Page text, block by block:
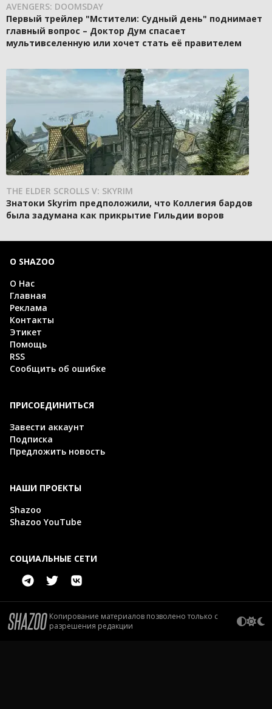
AVENGERS: DOOMSDAY
Первый трейлер "Мстители: Судный день" поднимает
главный вопрос – Доктор Дум спасает
мультивселенную или хочет стать её правителем
THE ELDER SCROLLS V: SKYRIM
Знатоки Skyrim предположили, что Коллегия бардов
была задумана как прикрытие Гильдии воров
О SHAZOO
О Нас
Главная
Реклама
Контакты
Этикет
Помощь
RSS
Сообщить об ошибке
ПРИСОЕДИНИТЬСЯ
Завести аккаунт
Подписка
Предложить новость
НАШИ ПРОЕКТЫ
Shazoo
Shazoo YouTube
СОЦИАЛЬНЫЕ СЕТИ
Копирование материалов позволено только с
разрешения редакции